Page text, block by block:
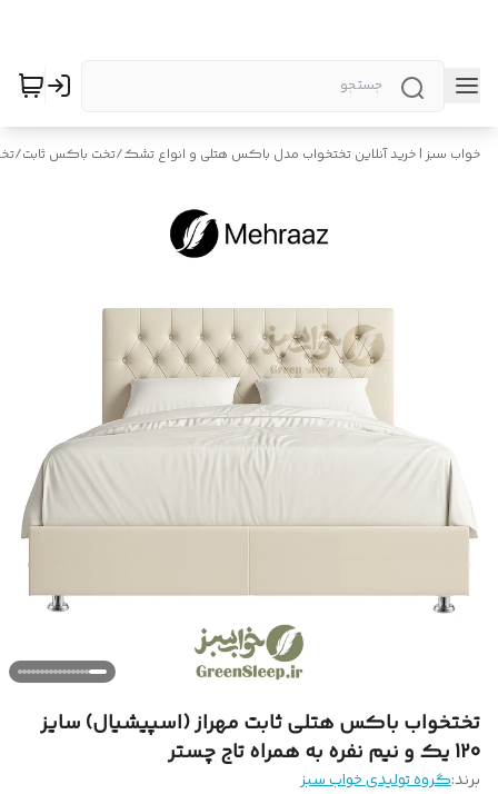
خواب سبز | خرید آنلاین تختخواب مدل باکس هتلی و انواع تشک/تخت باکس ثابت/
تختخواب باکس هتلی ثابت مهراز (اسپیشیال) سایز
120 یک و نیم نفره به همراه تاج چستر
برند:گروه تولیدی خواب سبز